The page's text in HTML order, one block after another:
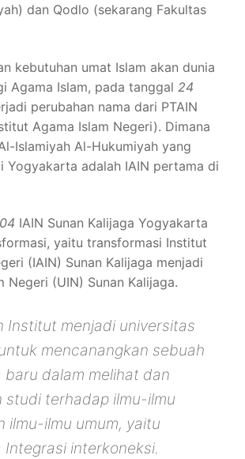
dan Qodlo (sekarang Fakultas
kebutuhan umat Islam akan dunia
Agama Islam, pada tanggal 24
perubahan nama dari PTAIN
Agama Islam Negeri). Dimana
Islamiyah Al-Hukumiyah yang
Yogyakarta adalah IAIN pertama di
IAIN Sunan Kalijaga Yogyakarta
yaitu transformasi Institut
(IAIN) Sunan Kalijaga menjadi
Negeri (UIN) Sunan Kalijaga.
Institut menjadi universitas
mencanangkan sebuah
baru dalam melihat dan
studi terhadap ilmu-ilmu
ilmu-ilmu umum, yaitu
Integrasi interkoneksi.